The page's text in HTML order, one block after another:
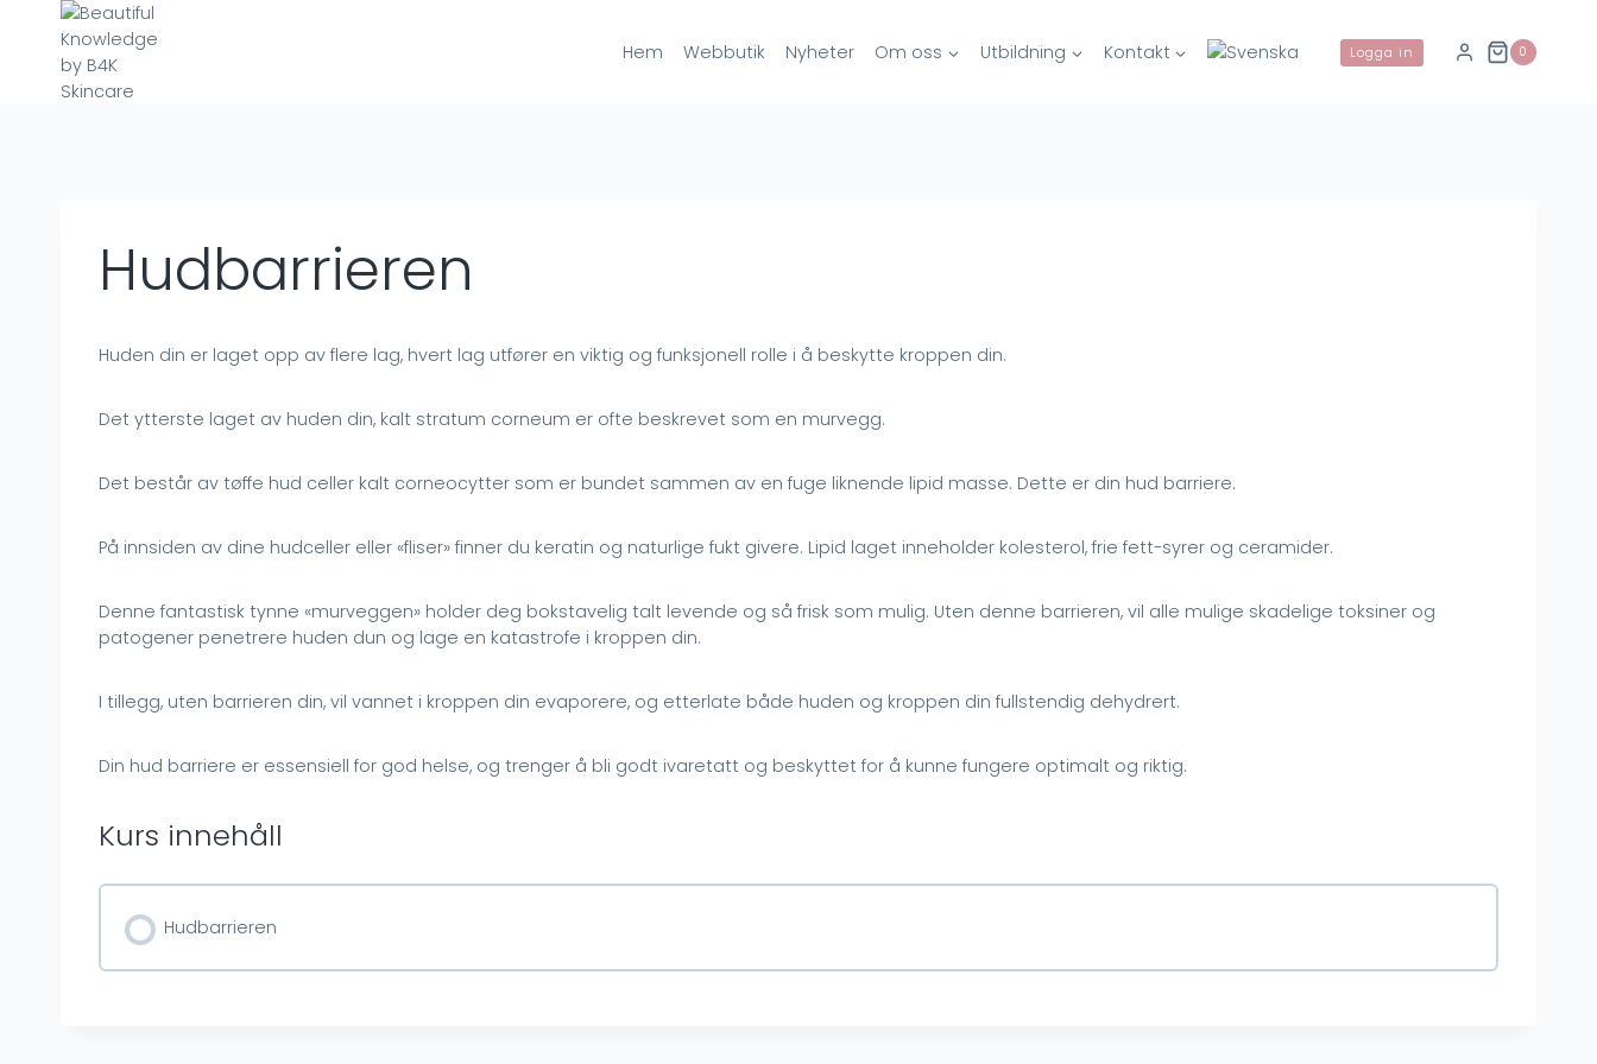
content
Hem Webbutik Nyheter Om oss Utbildning Kontakt Logga in 0
Hudbarrieren
Huden din er laget opp av flere lag, hvert lag utfører en viktig og funksjonell rolle i å beskytte kroppen din.
Det ytterste laget av huden din, kalt stratum corneum er ofte beskrevet som en murvegg.
Det består av tøffe hud celler kalt corneocytter som er bundet sammen av en fuge liknende lipid masse. Dette er din hud barriere.
På innsiden av dine hudceller eller «fliser» finner du keratin og naturlige fukt givere. Lipid laget inneholder kolesterol, frie fett-syrer og ceramider.
Denne fantastisk tynne «murveggen» holder deg bokstavelig talt levende og så frisk som mulig. Uten denne barrieren, vil alle mulige skadelige toksiner og
patogener penetrere huden dun og lage en katastrofe i kroppen din.
I tillegg, uten barrieren din, vil vannet i kroppen din evaporere, og etterlate både huden og kroppen din fullstendig dehydrert.
Din hud barriere er essensiell for god helse, og trenger å bli godt ivaretatt og beskyttet for å kunne fungere optimalt og riktig.
Kurs innehåll
Hudbarrieren